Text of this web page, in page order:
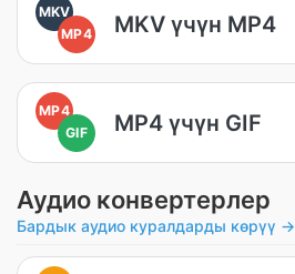
MKV
MP4
MKV үчүн MP4
MP4
GIF
MP4 үчүн GIF
Аудио конвертерлер
Бардык аудио куралдарды көрүү →